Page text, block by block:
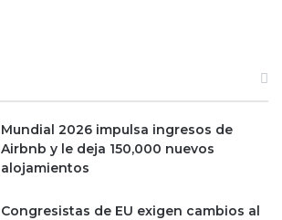
Mundial 2026 impulsa ingresos de
Airbnb y le deja 150,000 nuevos
alojamientos
Congresistas de EU exigen cambios al